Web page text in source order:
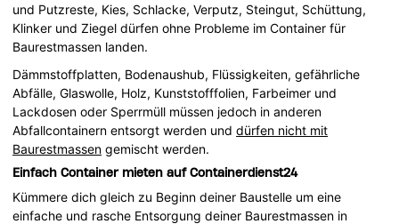
und Putzreste, Kies, Schlacke, Verputz, Steingut, Schüttung,
Klinker und Ziegel dürfen ohne Probleme im Container für
Baurestmassen landen.
Dämmstoffplatten, Bodenaushub, Flüssigkeiten, gefährliche
Abfälle, Glaswolle, Holz, Kunststofffolien, Farbeimer und
Lackdosen oder Sperrmüll müssen jedoch in anderen
Abfallcontainern entsorgt werden unddürfen nicht mit
Baurestmassen gemischt werden.
Einfach Container mieten auf Containerdienst24
Kümmere dich gleich zu Beginn deiner Baustelle um eine
einfache und rasche Entsorgung deiner Baurestmassen in